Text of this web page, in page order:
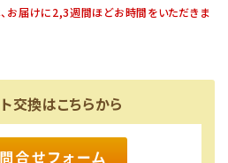
お届けに2,3週間ほどお時間をいただきま
交換はこちらから